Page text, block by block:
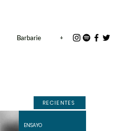
Barbarie +
RECIENTES
ENSAYO